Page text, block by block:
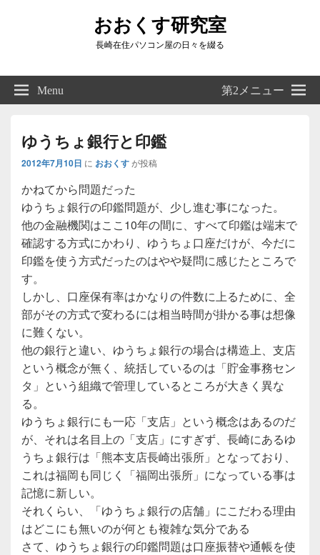
おおくす研究室
長崎在住パソコン屋の日々を綴る
Right
Sidebar
Widget
Menu 第2メニュー
ゆうちょ銀行と印鑑
2012年7月10日 に おおくすが投稿
かねてから問題だった
ゆうちょ銀行の印鑑問題が、少し進む事になった。
他の金融機関はここ10年の間に、すべて印鑑は端末で
確認する方式にかわり、ゆうちょ口座だけが、今だに
印鑑を使う方式だったのはやや疑問に感じたところで
す。
しかし、口座保有率はかなりの件数に上るために、全
部がその方式で変わるには相当時間が掛かる事は想像
に難くない。
他の銀行と違い、ゆうちょ銀行の場合は構造上、支店
という概念が無く、統括しているのは「貯金事務セン
タ」という組織で管理しているところが大きく異な
る。
ゆうちょ銀行にも一応「支店」という概念はあるのだ
が、それは名目上の「支店」にすぎず、長崎にあるゆ
うちょ銀行は「熊本支店長崎出張所」となっており、
これは福岡も同じく「福岡出張所」になっている事は
記憶に新しい。
それくらい、「ゆうちょ銀行の店舗」にこだわる理由
はどこにも無いのが何とも複雑な気分である
さて、ゆうちょ銀行の印鑑問題は口座振替や通帳を使